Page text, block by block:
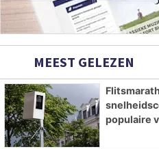
MEEST GELEZEN
populaire